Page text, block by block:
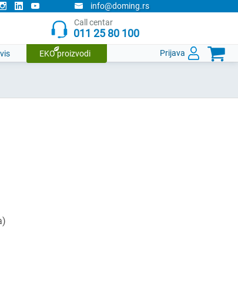
info@doming.rs
Call centar
011 25 80 100
EKO proizvodi Prijava 